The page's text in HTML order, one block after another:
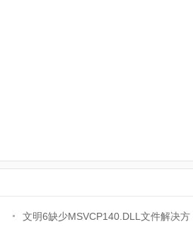
文明6缺少MSVCP140.DLL文件解决方